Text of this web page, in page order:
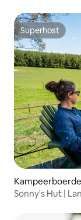
Superhost
Superhost
Sonny's Hut |